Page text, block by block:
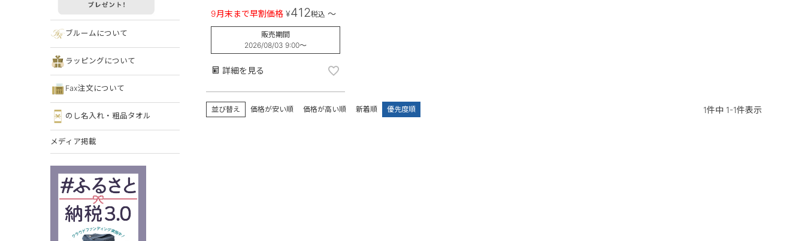
ブルームについて
ラッピングについて
Fax注文について
のし名入れ・粗品タオル
メディア掲載
9月末まで早割価格 ¥412税込 〜
販売期間
2026/08/03 9:00〜
詳細を見る
並び替え 価格が安い順 価格が高い順 新着順 優先度順 1件中 1-1件表示